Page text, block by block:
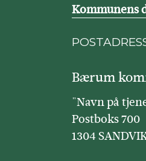
Kommunens
Bærum
"Navn på
Postboks 700
1304